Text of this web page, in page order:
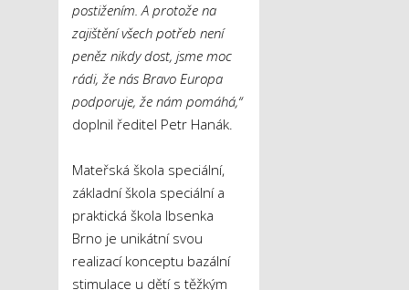
postižením. A protože na
zajištění všech potřeb není
peněz nikdy dost, jsme moc
rádi, že nás Bravo Europa
podporuje, že nám pomáhá,“
doplnil ředitel Petr Hanák.
Mateřská škola speciální,
základní škola speciální a
praktická škola Ibsenka
Brno je unikátní svou
realizací konceptu bazální
stimulace u dětí s těžkým